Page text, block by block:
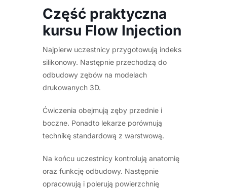
Część praktyczna
kursu Flow Injection
Najpierw uczestnicy przygotowują indeks
silikonowy. Następnie przechodzą do
odbudowy zębów na modelach
drukowanych 3D.
Ćwiczenia obejmują zęby przednie i
boczne. Ponadto lekarze porównują
technikę standardową z warstwową.
Na końcu uczestnicy kontrolują anatomię
oraz funkcję odbudowy. Następnie
opracowują i polerują powierzchnię